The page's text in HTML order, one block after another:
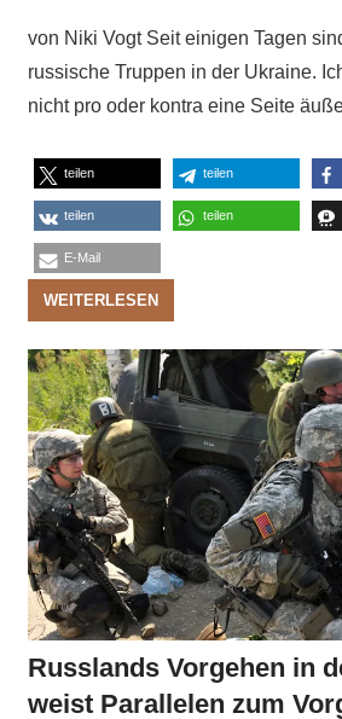
von Niki Vogt Seit einigen Tagen
russische Truppen in der Ukraine.
nicht pro oder kontra eine Seite
teilen teilen
teilen teilen
E-Mail
WEITERLESEN
Russlands Vorgehen in
weist Parallelen zum